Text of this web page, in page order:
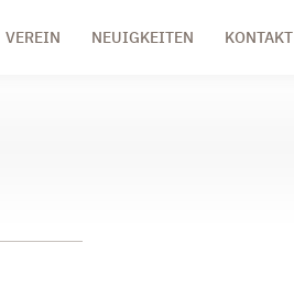
VEREIN NEUIGKEITEN KONTAKT